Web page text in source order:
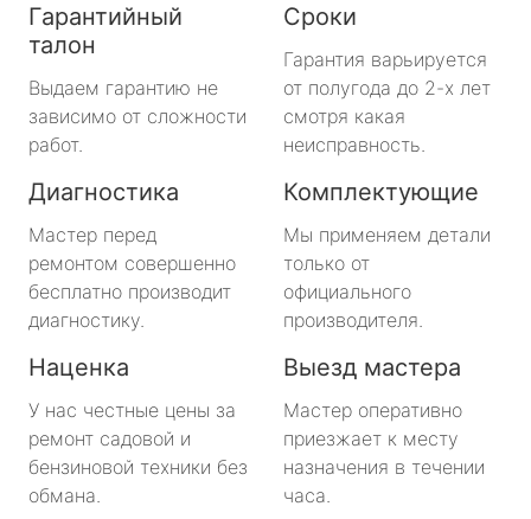
Гарантийный
талон
Выдаем гарантию не
зависимо от сложности
работ.
Сроки
Гарантия варьируется
от полугода до 2-х лет
смотря какая
неисправность.
Диагностика
Мастер перед
ремонтом совершенно
бесплатно производит
диагностику.
Комплектующие
Мы применяем детали
только от
официального
производителя.
Наценка
У нас честные цены за
ремонт садовой и
бензиновой техники без
обмана.
Выезд мастера
Мастер оперативно
приезжает к месту
назначения в течении
часа.